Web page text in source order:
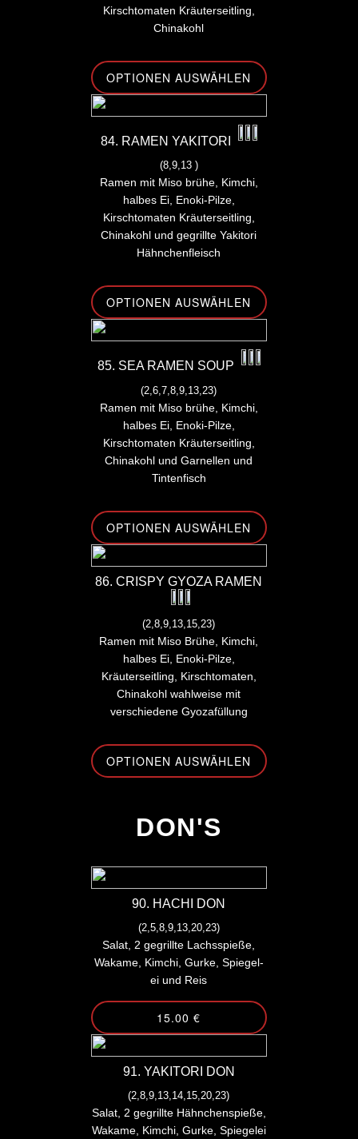
Kirschtomaten Kräuterseitling,
Chinakohl
OPTIONEN AUSWÄHLEN
84. RAMEN YAKITORI
(8,9,13 )
Ramen mit Miso brühe, Kimchi,
halbes Ei, Enoki-Pilze,
Kirschtomaten Kräuterseitling,
Chinakohl und gegrillte Yakitori
Hähnchenfleisch
OPTIONEN AUSWÄHLEN
85. SEA RAMEN SOUP
(2,6,7,8,9,13,23)
Ramen mit Miso brühe, Kimchi,
halbes Ei, Enoki-Pilze,
Kirschtomaten Kräuterseitling,
Chinakohl und Garnellen und
Tintenfisch
OPTIONEN AUSWÄHLEN
86. CRISPY GYOZA RAMEN
(2,8,9,13,15,23)
Ramen mit Miso Brühe, Kimchi,
halbes Ei, Enoki-Pilze,
Kräuterseitling, Kirschtomaten,
Chinakohl wahlweise mit
verschiedene Gyozafüllung
OPTIONEN AUSWÄHLEN
DON'S
90. HACHI DON
(2,5,8,9,13,20,23)
Salat, 2 gegrillte Lachsspieße,
Wakame, Kimchi, Gurke, Spiegel-
ei und Reis
15.00 €
91. YAKITORI DON
(2,8,9,13,14,15,20,23)
Salat, 2 gegrillte Hähnchenspieße,
Wakame, Kimchi, Gurke, Spiegelei